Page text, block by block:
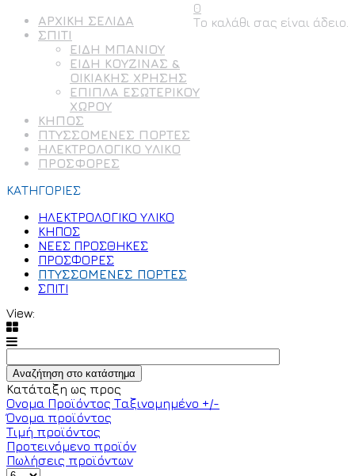
0
Το καλάθι σας είναι άδειο.
ΑΡΧΙΚΗ ΣΕΛΙΔΑ
ΣΠΙΤΙ
ΕΙΔΗ ΜΠΑΝΙΟΥ
ΕΙΔΗ ΚΟΥΖΙΝΑΣ &
ΟΙΚΙΑΚΗΣ ΧΡΗΣΗΣ
ΕΠΙΠΛΑ ΕΣΩΤΕΡΙΚΟΥ
ΧΩΡΟΥ
ΚΗΠΟΣ
ΠΤΥΣΣΟΜΕΝΕΣ ΠΟΡΤΕΣ
ΗΛΕΚΤΡΟΛΟΓΙΚΟ ΥΛΙΚΟ
ΠΡΟΣΦΟΡΕΣ
ΚΑΤΗΓΟΡΙΕΣ
ΗΛΕΚΤΡΟΛΟΓΙΚΟ ΥΛΙΚΟ
ΚΗΠΟΣ
ΝΕΕΣ ΠΡΟΣΘΗΚΕΣ
ΠΡΟΣΦΟΡΕΣ
ΠΤΥΣΣΟΜΕΝΕΣ ΠΟΡΤΕΣ
ΣΠΙΤΙ
View:
Κατάταξη ως προς
Ονομα Προϊόντος Ταξινομημένο +/-
Όνομα προϊόντος
Τιμή προϊόντος
Προτεινόμενο προϊόν
Πωλήσεις προϊόντων